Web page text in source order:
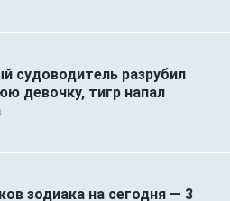
судоводитель разрубил
девочку, тигр напал
зодиака на сегодня — 3